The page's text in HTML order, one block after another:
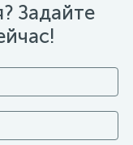
Задайте